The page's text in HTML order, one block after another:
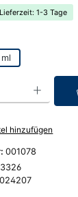
1-3 Tage
den
hinzufügen
001078